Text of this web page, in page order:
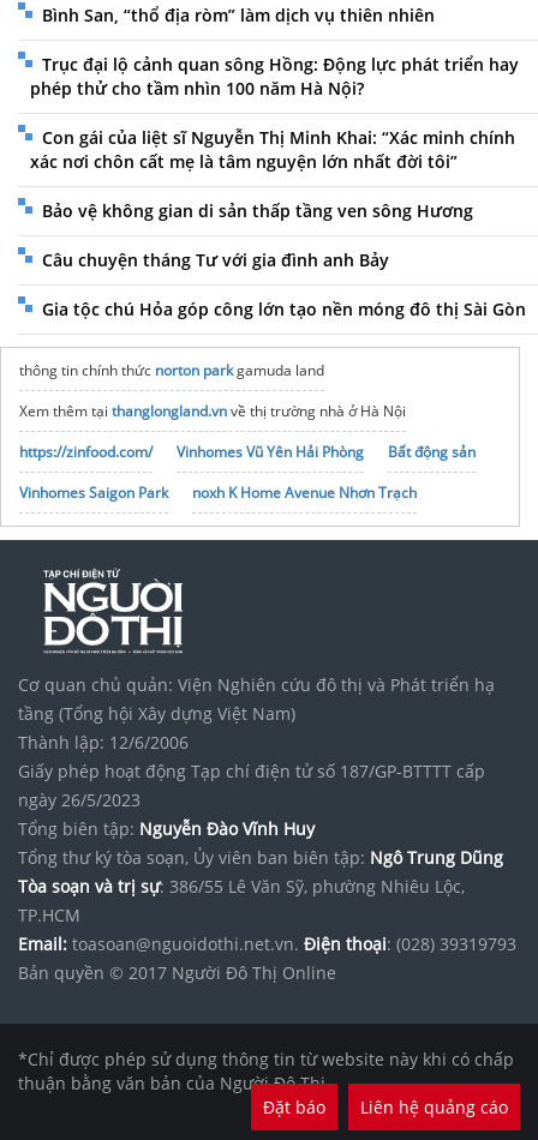
Bình San, “thổ địa ròm” làm dịch vụ thiên nhiên
Trục đại lộ cảnh quan sông Hồng: Động lực phát triển hay
phép thử cho tầm nhìn 100 năm Hà Nội?
Con gái của liệt sĩ Nguyễn Thị Minh Khai: “Xác minh chính
xác nơi chôn cất mẹ là tâm nguyện lớn nhất đời tôi”
Bảo vệ không gian di sản thấp tầng ven sông Hương
Câu chuyện tháng Tư với gia đình anh Bảy
Gia tộc chú Hỏa góp công lớn tạo nền móng đô thị Sài Gòn
thông tin chính thức norton parkgamuda land
Xem thêm tại thanglongland.vnvề thị trường nhà ở Hà Nội
https://zinfood.com/
Vinhomes Vũ Yên Hải Phòng
Bất động sản
Vinhomes Saigon Park
noxh K Home Avenue Nhơn Trạch
Tập đoàn Bcons Group
Cơ quan chủ quản: Viện Nghiên cứu đô thị và Phát triển hạ
tầng (Tổng hội Xây dựng Việt Nam)
Thành lập: 12/6/2006
Giấy phép hoạt động Tạp chí điện tử số 187/GP-BTTTT cấp
ngày 26/5/2023
Tổng biên tập: Nguyễn Đào Vĩnh Huy
Tổng thư ký tòa soạn, Ủy viên ban biên tập: Ngô Trung Dũng
Tòa soạn và trị sự: 386/55 Lê Văn Sỹ, phường Nhiêu Lộc,
TP.HCM
Email: toasoan@nguoidothi.net.vn. Điện thoại: (028) 39319793
Bản quyền © 2017 Người Đô Thị Online
*Chỉ được phép sử dụng thông tin từ website này khi có chấp
thuận bằng văn bản của Người Đô Thị.
Đặt báo
Liên hệ quảng cáo